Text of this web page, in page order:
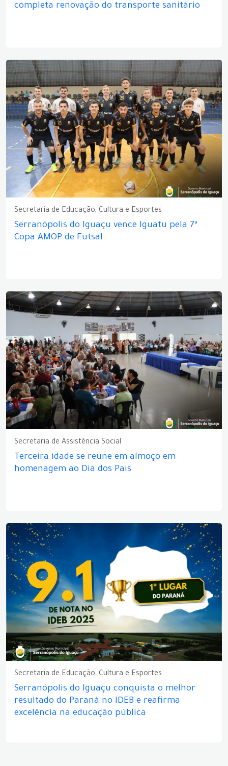
completa renovação do transporte sanitário
Secretaria de Educação, Cultura e Esportes
Serranópolis do Iguaçu vence Iguatu pela 7ª
Copa AMOP de Futsal
Secretaria de Assistência Social
Terceira idade se reúne em almoço em
homenagem ao Dia dos Pais
Secretaria de Educação, Cultura e Esportes
Serranópolis do Iguaçu conquista o melhor
resultado do Paraná no IDEB e reafirma
excelência na educação pública